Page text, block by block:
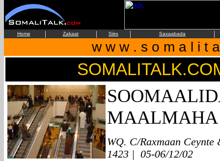
Home | Zakaat | Siiro | Saxaabada |
w w w . s o m a l i t
WQ. C/Raxmaan
1423 | 05-06/12/02